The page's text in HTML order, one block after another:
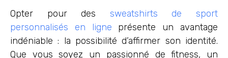
Opter pour des sweatshirts de sport
personnalisés en ligne présente un avantage
indéniable : la possibilité d’affirmer son identité.
Que vous soyez un passionné de fitness, un